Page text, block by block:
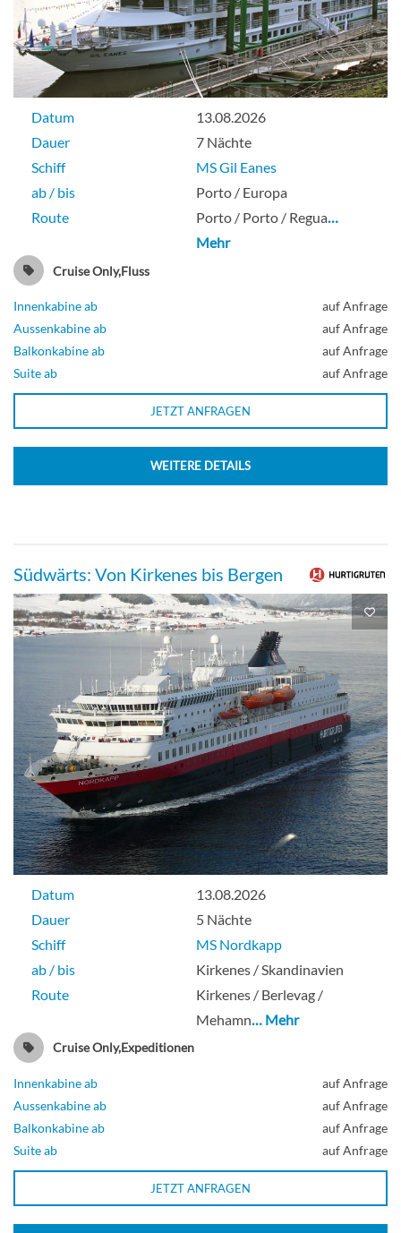
Datum
13.08.2026
Dauer
7 Nächte
Schiff
MS Gil Eanes
ab / bis
Porto / Europa
Route
Porto / Porto / Regua…
Mehr
Cruise Only,Fluss
Innenkabine ab
auf Anfrage
Aussenkabine ab
auf Anfrage
Balkonkabine ab
auf Anfrage
Suite ab
auf Anfrage
JETZT ANFRAGEN
WEITERE DETAILS
Südwärts: Von Kirkenes bis Bergen
Datum
13.08.2026
Dauer
5 Nächte
Schiff
MS Nordkapp
ab / bis
Kirkenes / Skandinavien
Route
Kirkenes / Berlevag /
Mehamn… Mehr
Cruise Only,Expeditionen
Innenkabine ab
auf Anfrage
Aussenkabine ab
auf Anfrage
Balkonkabine ab
auf Anfrage
Suite ab
auf Anfrage
JETZT ANFRAGEN